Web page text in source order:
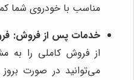
مناسب با خودروی شما
خدمات پس از فروش:
از فروش کاملی را به
می‌توانید در صورت